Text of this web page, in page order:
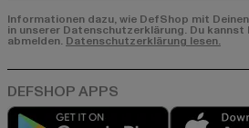
Informationen dazu, wie DefShop mit
in unserer Datenschutzerklärung. Du
abmelden. Datenschutzerklärung lesen.
Play